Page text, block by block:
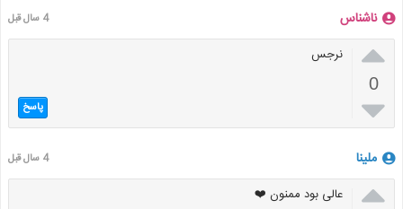
ناشناس 4 سال قبل

0

نرجس
پاسخ
ملینا 4 سال قبل
 عالی بود ممنون ❤️